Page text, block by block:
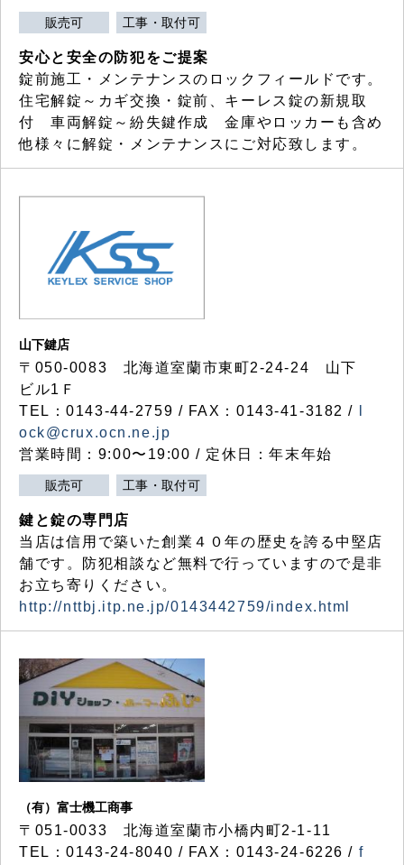
販売可 工事・取付可
安心と安全の防犯をご提案
錠前施工・メンテナンスのロックフィールドです。
住宅解錠～カギ交換・錠前、キーレス錠の新規取
付 車両解錠～紛失鍵作成 金庫やロッカーも含め
他様々に解錠・メンテナンスにご対応致します。
山下鍵店
〒050-0083 北海道室蘭市東町2-24-24 山下
ビル1Ｆ
TEL：0143-44-2759 / FAX：0143-41-3182 /
ock@crux.ocn.ne.jp
営業時間：9:00〜19:00 / 定休日：年末年始
販売可 工事・取付可
鍵と錠の専門店
当店は信用で築いた創業４０年の歴史を誇る中堅店
舗です。防犯相談など無料で行っていますので是非
お立ち寄りください。
http://nttbj.itp.ne.jp/0143442759/index.html
（有）富士機工商事
〒051-0033 北海道室蘭市小橋内町2-1-11
TEL：0143-24-8040 / FAX：0143-24-6226 / f